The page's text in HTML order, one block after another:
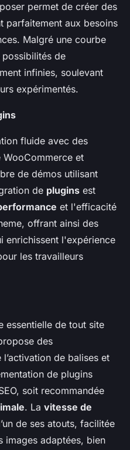
permet de créer des
parfaitement aux besoins
Malgré une courbe
de
infinies, soulevant
expérimentés.
fluide avec des
et
de démos utilisant
de plugins est
et l'efficacité
offrant ainsi des
enrichissent l'expérience
les travailleurs
essentielle de tout site
des
de balises et
de plugins
soit recommandée
. La vitesse de
de ses atouts, facilitée
images adaptées, bien